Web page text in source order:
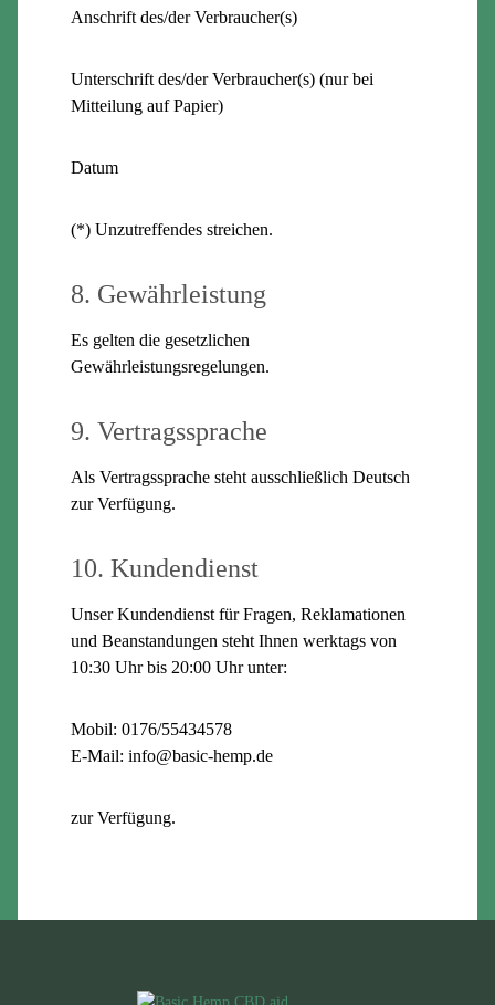
Anschrift des/der Verbraucher(s)
Unterschrift des/der Verbraucher(s) (nur bei
Mitteilung auf Papier)
Datum
(*) Unzutreffendes streichen.
8. Gewährleistung
Es gelten die gesetzlichen
Gewährleistungsregelungen.
9. Vertragssprache
Als Vertragssprache steht ausschließlich Deutsch
zur Verfügung.
10. Kundendienst
Unser Kundendienst für Fragen, Reklamationen
und Beanstandungen steht Ihnen werktags von
10:30 Uhr bis 20:00 Uhr unter:
Mobil: 0176/55434578
E-Mail: info@basic-hemp.de
zur Verfügung.